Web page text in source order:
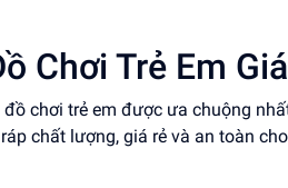
Chơi Trẻ Em
chơi trẻ em được ưa chuộng
chất lượng, giá rẻ và an toàn